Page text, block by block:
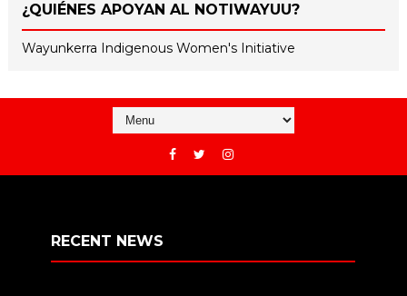
¿QUIÉNES APOYAN AL NOTIWAYUU?
Wayunkerra Indigenous Women's Initiative
RECENT NEWS